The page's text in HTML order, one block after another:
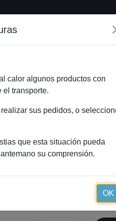
Blog Tienda
Obleas de
de chocolate
calor algunos productos con
el transporte.
sus pedidos, o
que esta situación pueda
su comprensión.
OK